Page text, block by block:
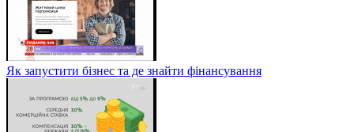
Як запустити бізнес та де знайти фінансування